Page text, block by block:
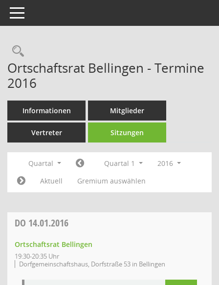
Toggle navigation
Rechercheauswahl
Ortschaftsrat Bellingen - Termine
2016
Informationen Mitglieder
Vertreter Sitzungen
Quartal Quartal 1
2016
Aktuell
Gremium auswählen
DO 14.01.2016
Ortschaftsrat Bellingen
19:30-20:35 Uhr
Dorfgemeinschaftshaus, Dorfstraße 53 in Bellingen